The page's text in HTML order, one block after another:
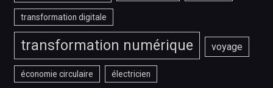
transformation digitale
transformation numérique voyage
économie circulaire électricien